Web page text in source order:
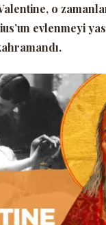
o
evlenmeyi